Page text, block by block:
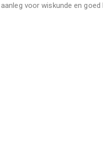
voor wiskunde en